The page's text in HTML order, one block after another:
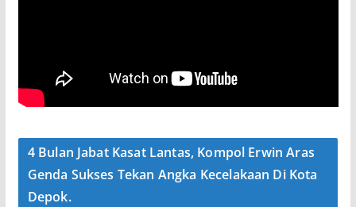
4 Bulan Jabat Kasat Lantas, Kompol Erwin Aras
Genda Sukses Tekan Angka Kecelakaan Di Kota
Depok.